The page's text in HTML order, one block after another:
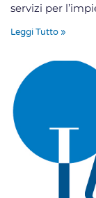
servizi per
Leggi Tutto »